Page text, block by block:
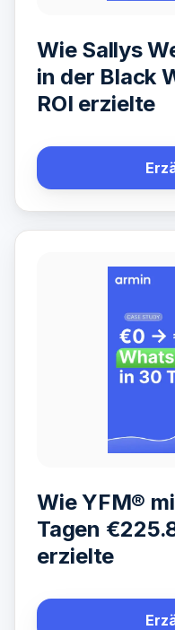
Wie Sallys
in der Black
ROI erzielte
Wie YFM®
Tagen
erzielte